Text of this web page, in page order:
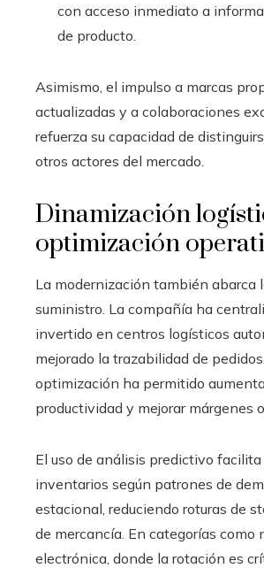
con acceso inmediato a
de producto.
Asimismo, el impulso a marcas
actualizadas y a colaboraciones
refuerza su capacidad de
otros actores del mercado.
Dinamización
optimización
La modernización también abarca
suministro. La compañía ha
invertido en centros logísticos
mejorado la trazabilidad de
optimización ha permitido
productividad y mejorar márgenes
El uso de análisis predictivo facilita
inventarios según patrones de
estacional, reduciendo roturas de
de mercancía. En categorías como
electrónica, donde la rotación es